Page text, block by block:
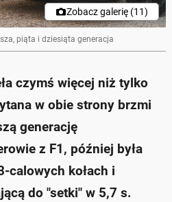
Zobacz galerię (11)
piąta i dziesiąta generacja
czymś więcej niż tylko
w obie strony brzmi
generację
z F1, później była
calowych kołach i
do "setki" w 5,7 s.